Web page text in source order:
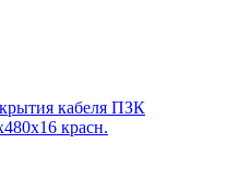
кабеля ПЗК
красн.